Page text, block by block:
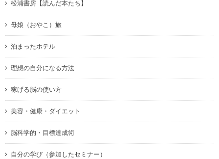
松浦書房【読んだ本たち】
母娘（おやこ）旅
泊まったホテル
理想の自分になる方法
稼げる脳の使い方
美容・健康・ダイエット
脳科学的・目標達成術
自分の学び（参加したセミナー）